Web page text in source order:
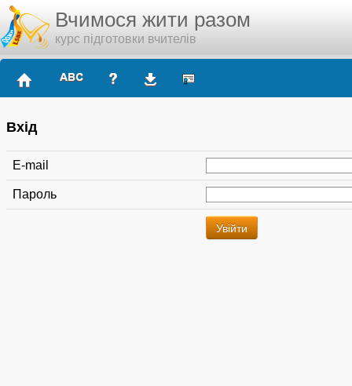
Вчимося жити разом
курс підготовки вчителів
Вхід
E-mail
Пароль